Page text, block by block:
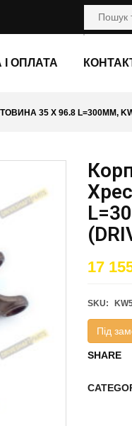
ОПЛАТА
35 X 96.8 L=300ММ,
17
SKU:
Під
SHARE